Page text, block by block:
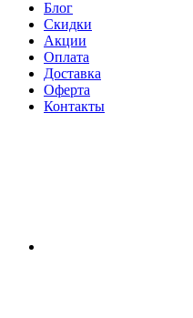
Блог
Скидки
Акции
Оплата
Доставка
Оферта
Контакты